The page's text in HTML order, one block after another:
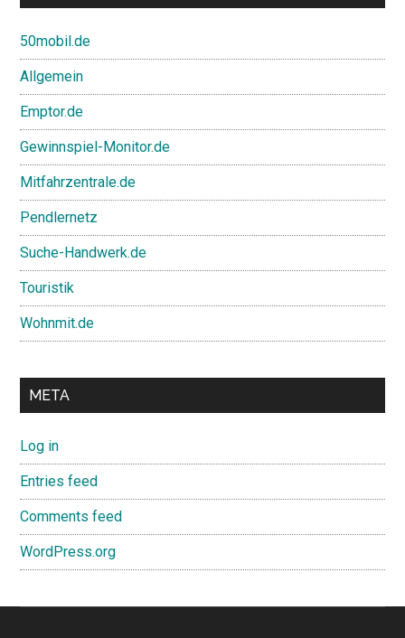
50mobil.de
Allgemein
Emptor.de
Gewinnspiel-Monitor.de
Mitfahrzentrale.de
Pendlernetz
Suche-Handwerk.de
Touristik
Wohnmit.de
META
Log in
Entries feed
Comments feed
WordPress.org